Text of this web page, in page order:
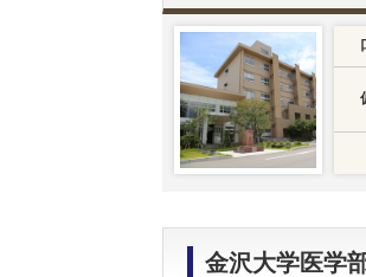
金沢大学医学